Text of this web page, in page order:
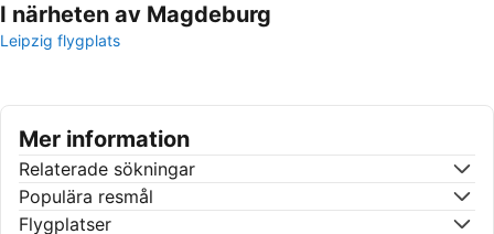
I närheten av Magdeburg
Leipzig flygplats
Mer information
Relaterade sökningar
Populära resmål
Flygplatser